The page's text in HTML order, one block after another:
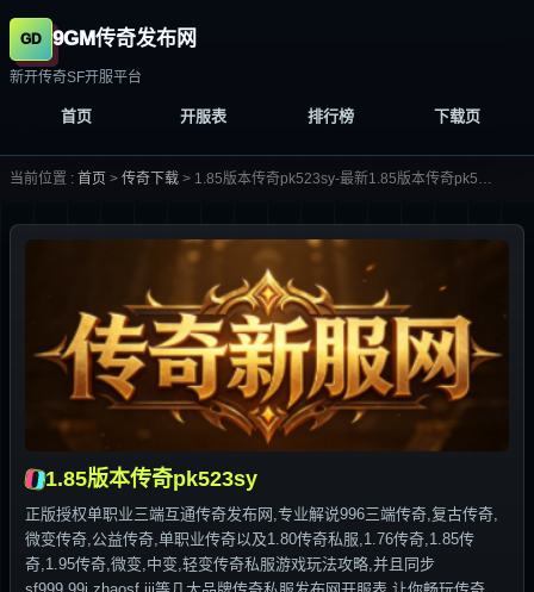
9GM传奇发布网
新开传奇SF开服平台
首页 开服表 排行榜 下载页
当前位置 : 首页 > 传奇下载 > 1.85版本传奇pk523sy-最新1.85版本传奇pk523sy合集大全-
1.85版本传奇pk523sy
正版授权单职业三端互通传奇发布网,专业解说996三端传奇,复古传奇,
微变传奇,公益传奇,单职业传奇以及1.80传奇私服,1.76传奇,1.85传
奇,1.95传奇,微变,中变,轻变传奇私服游戏玩法攻略,并且同步